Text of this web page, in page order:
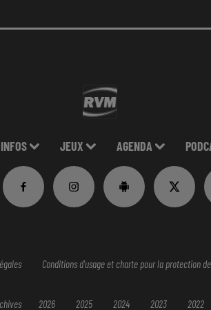
INFOS JEUX AGENDA
Conditions d'usage et charte pour la protection
2026 2025 2024 2023 2022